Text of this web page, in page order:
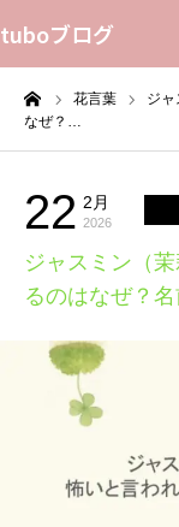
tuboブログ
花言葉
ジ
なぜ？…
22 2月
2026
ジャスミン（
るのはなぜ？
花言葉
Sitemap
Contact Us